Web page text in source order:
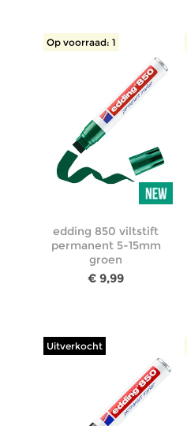
Op voorraad: 1
edding 850 viltstift
permanent 5-15mm
groen
€ 9,99
Uitverkocht